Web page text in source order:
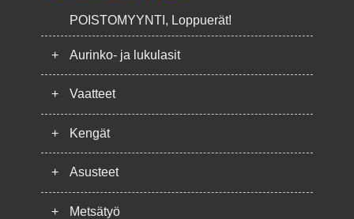
POISTOMYYNTI, Loppuerät!
+ Aurinko- ja lukulasit
+ Vaatteet
+ Kengät
+ Asusteet
+ Metsätyö